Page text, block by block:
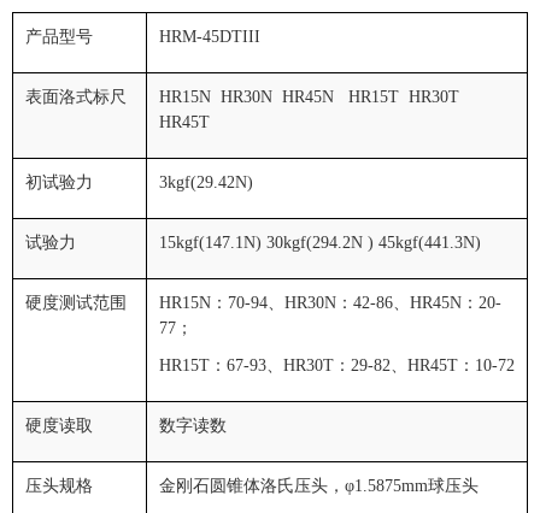
产品型号 HRM-45DTIII
表面洛式标尺
HR15N HR30N HR45N HR15T HR30T
HR45T
初试验力 3kgf(29.42N)
试验力 15kgf(147.1N) 30kgf(294.2N ) 45kgf(441.3N)
硬度测试范围 HR15N ： 70-94 HR30N ： 42-86 HR45N ： 20-
77 ；
HR15T ： 67-93 HR30T ： 29-82 HR45T ： 10-72
硬度读取 数字读数
压头规格 金刚石圆锥体洛氏压头，φ1.5875mm球压头